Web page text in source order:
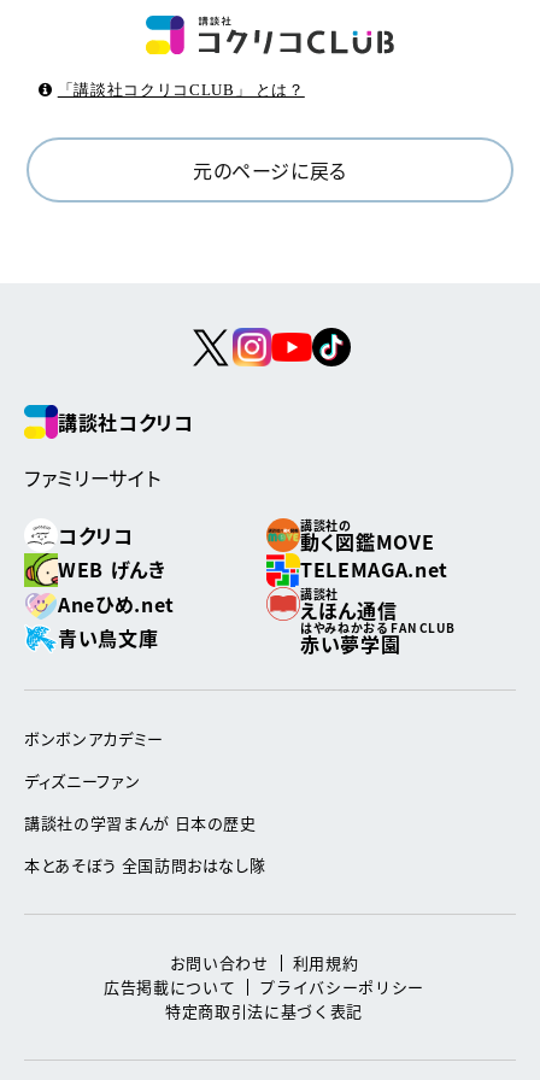
「講談社コクリコCLUB」 とは？
元のページに戻る
講談社コクリコ
ファミリーサイト
コクリコ
講談社の
動く図鑑MOVE
WEB げんき
TELEMAGA.net
Aneひめ.net
講談社
えほん通信
青い鳥文庫
はやみねかおる FAN CLUB
赤い夢学園
ボンボンアカデミー
ディズニーファン
講談社の学習まんが 日本の歴史
本とあそぼう 全国訪問おはなし隊
お問い合わせ
利用規約
広告掲載について
プライバシーポリシー
特定商取引法に基づく表記